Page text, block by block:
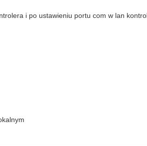
i po ustawieniu portu com w lan